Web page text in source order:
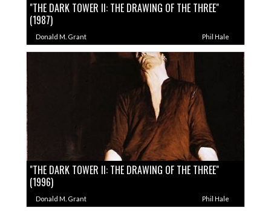
"THE DARK TOWER II: THE DRAWING OF THE THREE"
(1987)
Donald M. Grant Phil Hale
"THE DARK TOWER II: THE DRAWING OF THE THREE"
(1996)
Donald M. Grant Phil Hale